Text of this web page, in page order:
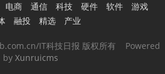
电商 通信 科技 硬件 软件
游戏
融投 精选 产业
IT科技日报 版权所有 Powered
by Xunruicms